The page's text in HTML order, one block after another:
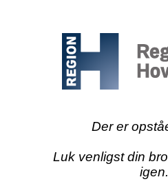
Der er
Luk venligst din
igen.